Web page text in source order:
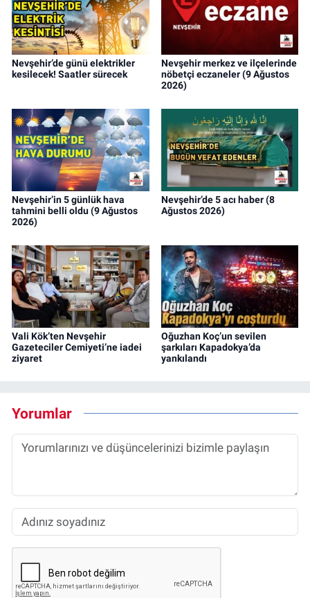
Nevşehir’de günü elektrikler
kesilecek! Saatler sürecek
Nevşehir merkez ve ilçelerinde
nöbetçi eczaneler (9 Ağustos
2026)
Nevşehir’in 5 günlük hava
tahmini belli oldu (9 Ağustos
2026)
Nevşehir’de 5 acı haber (8
Ağustos 2026)
Vali Kök’ten Nevşehir
Gazeteciler Cemiyeti’ne iadei
ziyaret
Oğuzhan Koç’un sevilen
şarkıları Kapadokya’da
yankılandı
Yorumlar